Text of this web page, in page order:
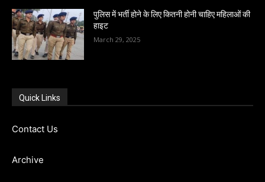
पुलिस में भर्ती होने के लिए कितनी होनी चाहिए महिलाओं की
हाइट
March 29, 2025
Quick Links
Contact Us
Archive